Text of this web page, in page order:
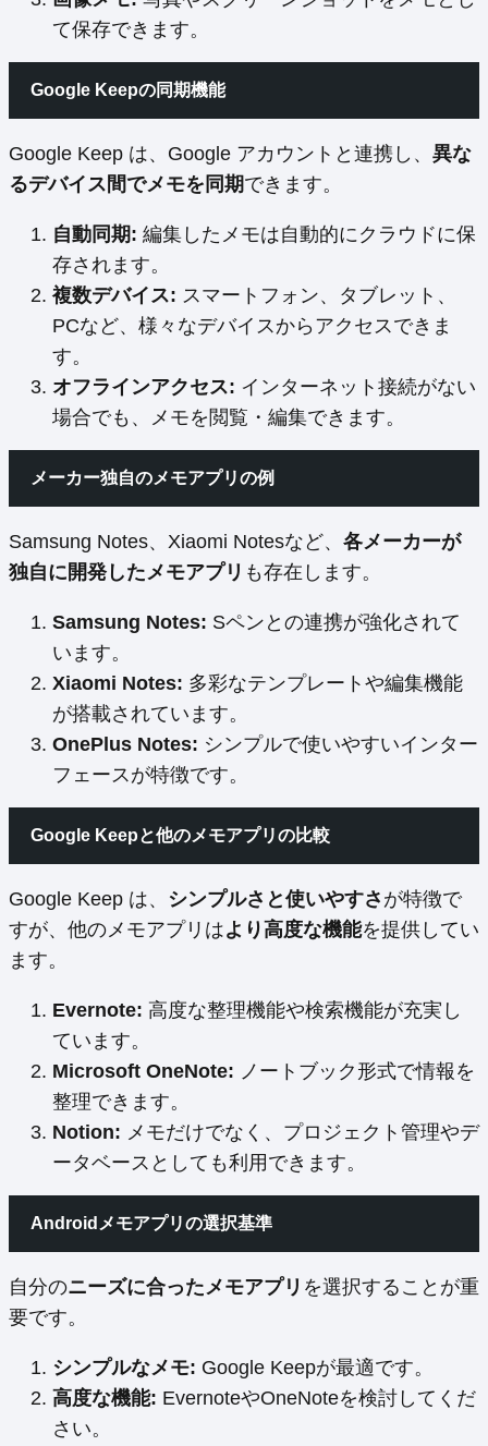
て保存できます。
Google Keepの同期機能
Google Keep は、Google アカウントと連携し、 異な
るデバイス間でメモを同期できます。
自動同期: 編集したメモは自動的にクラウドに保
存されます。
複数デバイス: スマートフォン、タブレット、
PCなど、様々なデバイスからアクセスできま
す。
オフラインアクセス: インターネット接続がない
場合でも、メモを閲覧・編集できます。
メーカー独自のメモアプリの例
Samsung Notes、Xiaomi Notesなど、 各メーカーが
独自に開発したメモアプリ も存在します。
Samsung Notes: Sペンとの連携が強化されて
います。
Xiaomi Notes: 多彩なテンプレートや編集機能
が搭載されています。
OnePlus Notes: シンプルで使いやすいインター
フェースが特徴です。
Google Keepと他のメモアプリの比較
Google Keep は、 シンプルさと使いやすさ が特徴で
すが、他のメモアプリはより高度な機能を提供してい
ます。
Evernote: 高度な整理機能や検索機能が充実し
ています。
Microsoft OneNote: ノートブック形式で情報を
整理できます。
Notion: メモだけでなく、プロジェクト管理やデ
ータベースとしても利用できます。
Androidメモアプリの選択基準
自分のニーズに合ったメモアプリ を選択することが重
要です。
シンプルなメモ: Google Keepが最適です。
高度な機能: EvernoteやOneNoteを検討してくだ
さい。